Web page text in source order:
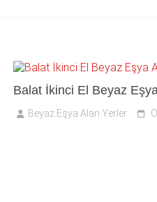
Balat İkinci El Beyaz
Beyaz Eşya Alan Yerler